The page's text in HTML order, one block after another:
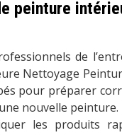
peinture
de
Nettoyage
pour préparer
nouvelle peinture.
les produits